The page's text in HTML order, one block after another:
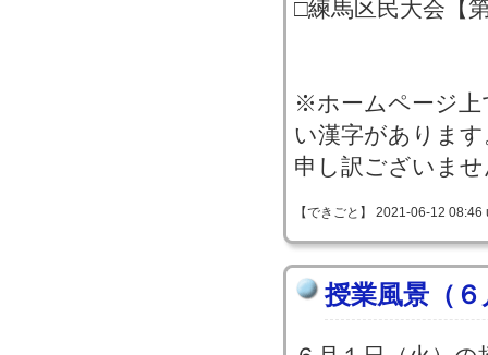
□練馬区民大会【
※ホームページ上
い漢字があります
申し訳ございま
【できごと】 2021-06-12
授業風景（